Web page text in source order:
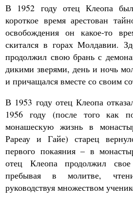
В 1952 году отец Клеопа
короткое время арестован
освобождения он какое-то
скитался в горах Молдавии.
продолжил свою брань с
дикими зверями, день и ночь
и причащался вместе со своим
В 1953 году отец Клеопа
1956 году (после того как
монашескую жизнь в
Рареау и Гайе) старец
первого покаяния – в
отец Клеопа продолжил
пребывая в молитве,
руководствуя множеством